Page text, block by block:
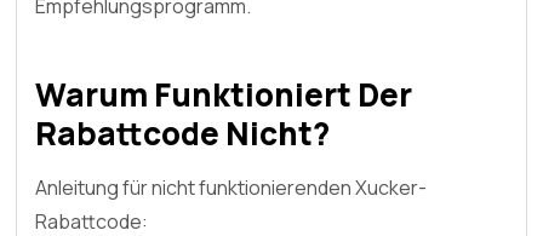
Empfehlungsprogramm.
Warum Funktioniert Der
Rabattcode Nicht?
Anleitung für nicht funktionierenden Xucker-
Rabattcode: